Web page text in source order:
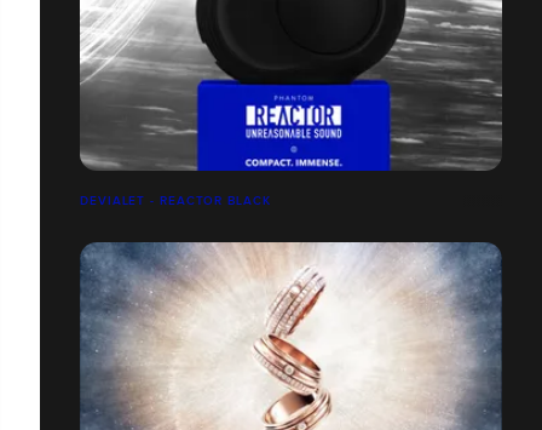
DEVIALET - REACTOR BLACK